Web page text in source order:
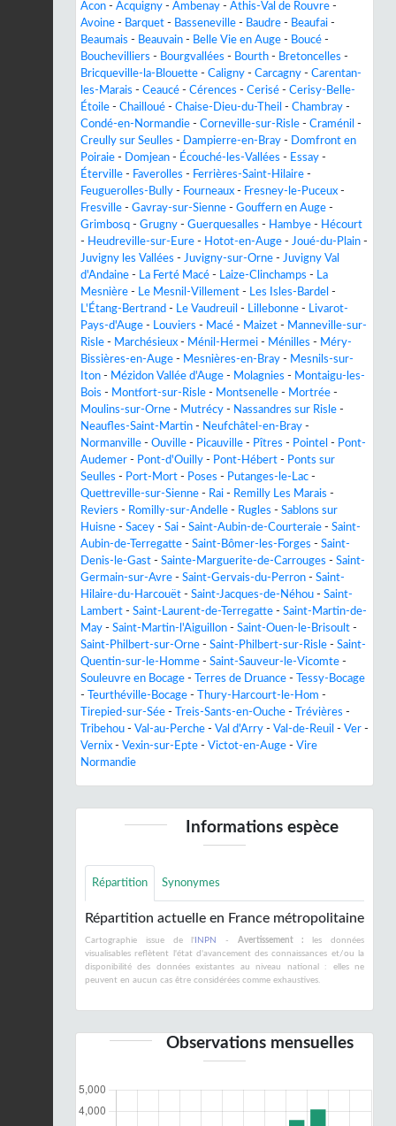
Acon - Acquigny - Ambenay - Athis-Val de Rouvre -
Avoine - Barquet - Basseneville - Baudre - Beaufai -
Beaumais - Beauvain - Belle Vie en Auge - Boucé -
Bouchevilliers - Bourgvallées - Bourth - Bretoncelles -
Bricqueville-la-Blouette - Caligny - Carcagny - Carentan-
les-Marais - Ceaucé - Cérences - Cerisé - Cerisy-Belle-
Étoile - Chailloué - Chaise-Dieu-du-Theil - Chambray -
Condé-en-Normandie - Corneville-sur-Risle - Craménil -
Creully sur Seulles - Dampierre-en-Bray -
Domfront en
Poiraie - Domjean - Écouché-les-Vallées - Essay -
Éterville - Faverolles - Ferrières-Saint-Hilaire -
Feuguerolles-Bully - Fourneaux - Fresney-le-Puceux -
Fresville - Gavray-sur-Sienne - Gouffern en Auge -
Grimbosq - Grugny - Guerquesalles - Hambye - Hécourt
- Heudreville-sur-Eure - Hotot-en-Auge - Joué-du-Plain -
Juvigny les Vallées - Juvigny-sur-Orne - Juvigny Val
d'Andaine - La Ferté Macé - Laize-Clinchamps - La
Mesnière - Le Mesnil-Villement - Les Isles-Bardel -
L'Étang-Bertrand - Le Vaudreuil - Lillebonne - Livarot-
Pays-d'Auge - Louviers - Macé - Maizet - Manneville-sur-
Risle - Marchésieux - Ménil-Hermei - Ménilles - Méry-
Bissières-en-Auge - Mesnières-en-Bray - Mesnils-sur-
Iton - Mézidon Vallée d'Auge - Molagnies - Montaigu-les-
Bois - Montfort-sur-Risle - Montsenelle - Mortrée -
Moulins-sur-Orne - Mutrécy - Nassandres sur Risle -
Neaufles-Saint-Martin - Neufchâtel-en-Bray -
Normanville - Ouville - Picauville - Pîtres - Pointel - Pont-
Audemer - Pont-d'Ouilly - Pont-Hébert - Ponts sur
Seulles - Port-Mort - Poses - Putanges-le-Lac -
Quettreville-sur-Sienne - Rai - Remilly Les Marais -
Reviers - Romilly-sur-Andelle - Rugles - Sablons sur
Huisne - Sacey - Sai - Saint-Aubin-de-Courteraie - Saint-
Aubin-de-Terregatte - Saint-Bômer-les-Forges - Saint-
Denis-le-Gast - Sainte-Marguerite-de-Carrouges - Saint-
Germain-sur-Avre - Saint-Gervais-du-Perron - Saint-
Hilaire-du-Harcouët - Saint-Jacques-de-Néhou - Saint-
Lambert - Saint-Laurent-de-Terregatte - Saint-Martin-de-
May - Saint-Martin-l'Aiguillon - Saint-Ouen-le-Brisoult -
Saint-Philbert-sur-Orne - Saint-Philbert-sur-Risle - Saint-
Quentin-sur-le-Homme - Saint-Sauveur-le-Vicomte -
Souleuvre en Bocage - Terres de Druance -
Tessy-Bocage
-
Teurthéville-Bocage - Thury-Harcourt-le-Hom -
Tirepied-sur-Sée - Treis-Sants-en-Ouche - Trévières -
Tribehou - Val-au-Perche - Val d'Arry - Val-de-Reuil - Ver -
Vernix - Vexin-sur-Epte - Victot-en-Auge - Vire
Normandie
Informations espèce
Répartition Synonymes
Répartition actuelle en France métropolitaine
Cartographie issue de l' INPN - Avertissement : les données
visualisables reflètent l'état d'avancement des connaissances et/ou la
disponibilité des données existantes au niveau national : elles ne
peuvent en aucun cas être considérées comme exhaustives.
Observations mensuelles